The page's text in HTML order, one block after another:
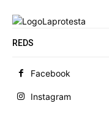
REDS
Facebook
Instagram